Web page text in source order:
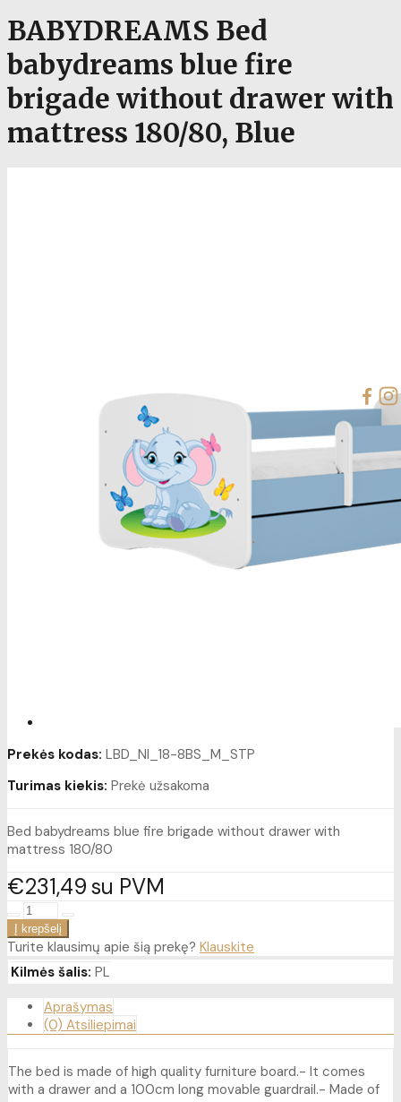
BABYDREAMS Bed
babydreams blue fire
brigade without drawer with
mattress 180/80, Blue
Prekės kodas: LBD_NI_18-8BS_M_STP
Turimas kiekis: Prekė užsakoma
Bed babydreams blue fire brigade without drawer with
mattress 180/80
€231 49su PVM
Turite klausimų apie šią prekę? Klauskite
Kilmės šalis: PL
Aprašymas
(0) Atsiliepimai
The bed is made of high quality furniture board.- It comes
with a drawer and a 100cm long movable guardrail.- Made of